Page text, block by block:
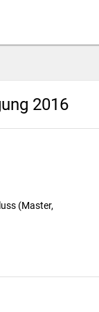
2016
(Master,